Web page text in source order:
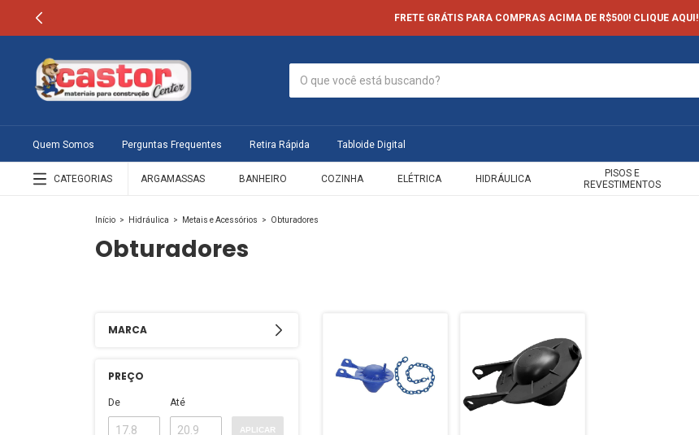
FRETE GRÁTIS PARA COMPRAS ACIMA DE R$500! CLIQUE AQUI!
Quem Somos Perguntas Frequentes Retira Rápida Tabloide Digital
CATEGORIAS ARGAMASSAS BANHEIRO COZINHA ELÉTRICA HIDRÁULICA
PISOS E
REVESTIMENTOS
Início > Hidráulica > Metais e Acessórios > Obturadores
Obturadores
MARCA
PREÇO
De Até
APLICAR